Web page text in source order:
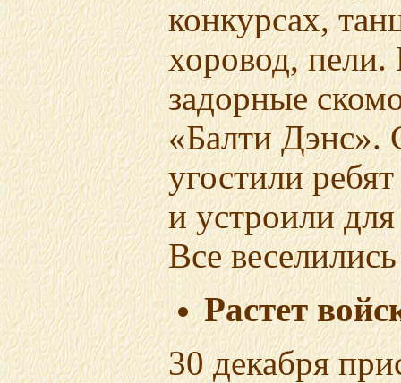
конкурсах,
хоровод, пели.
задорные
«Балти
угостили
и устроили
Все
Растет
30 декабря